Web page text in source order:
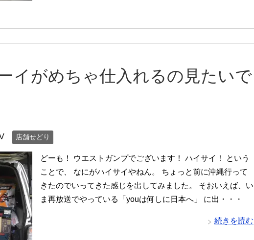
イがめちゃ仕入れるの見たいで
店舗せどり
どーも！ ウエストガンプでございます！ ハイサイ！ という
ことで、 なにがハイサイやねん。 ちょっと前に沖縄行って
きたのでいってきた感じを出してみました。 そおいえば、い
ま再放送でやっている「youは何しに日本へ」 に出・・・
続きを読む